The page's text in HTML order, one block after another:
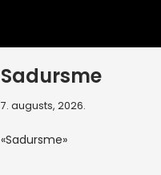
Sadursme
7. augusts, 2026.
«Sadursme»